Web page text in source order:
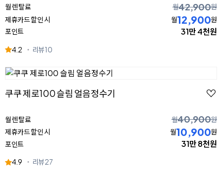
월 렌탈료 월42,900원
제휴카드 할인 시
월12,900원
포인트
31만 4천원
4.2 리뷰10
쿠쿠 제로100 슬림 얼음정수기
월 렌탈료 월40,900원
제휴카드 할인 시
월10,900원
포인트
31만 8천원
4.9 리뷰27